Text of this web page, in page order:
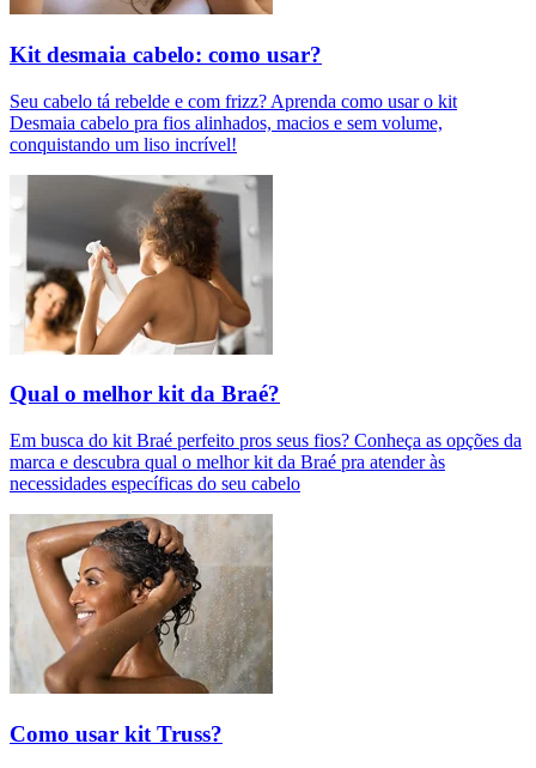
Kit desmaia cabelo: como usar?
Seu cabelo tá rebelde e com frizz? Aprenda como usar o kit
Desmaia cabelo pra fios alinhados, macios e sem volume,
conquistando um liso incrível!
Qual o melhor kit da Braé?
Em busca do kit Braé perfeito pros seus fios? Conheça as opções da
marca e descubra qual o melhor kit da Braé pra atender às
necessidades específicas do seu cabelo
Como usar kit Truss?